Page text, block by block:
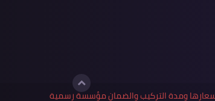
ومدة التركيب والضمان مؤسسة رسمية